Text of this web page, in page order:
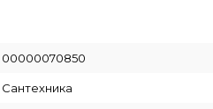
00000070850
Сантехника